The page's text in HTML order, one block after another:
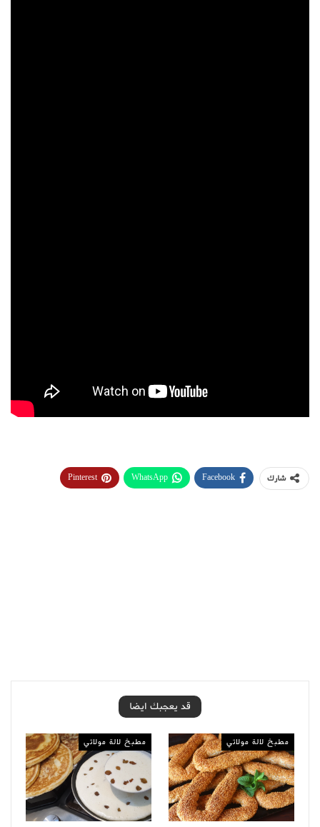
شارك Facebook
WhatsApp
Pinterest
قد يعجبك ايضا
مطبخ لالة مولاتي مطبخ لالة مولاتي